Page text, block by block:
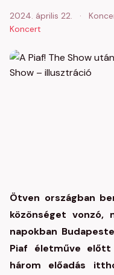
2024. április 22. ·
Koncert
Ötven országban
közönséget
napokban
Piaf életműve
három előadás